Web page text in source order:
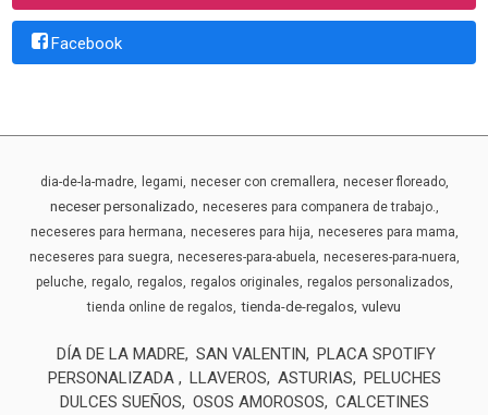
Facebook
dia-de-la-madre legami neceser con cremallera neceser floreado
neceser personalizado neceseres para companera de trabajo.
neceseres para hermana neceseres para hija neceseres para mama
neceseres para suegra neceseres-para-abuela neceseres-para-nuera
peluche regalo regalos regalos originales regalos personalizados
tienda online de regalos tienda-de-regalos vulevu
DÍA DE LA MADRE SAN VALENTIN
PLACA SPOTIFY
PERSONALIZADA
LLAVEROS ASTURIAS
PELUCHES
DULCES SUEÑOS
OSOS AMOROSOS
CALCETINES